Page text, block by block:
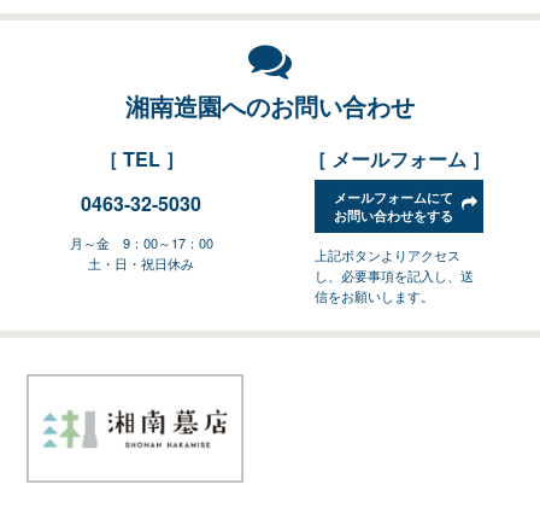
湘南造園へのお問い合わせ
［ TEL ］
0463-32-5030
月～金 9：00～17：00
土・日・祝日休み
［ メールフォーム ］
メールフォームにて
お問い合わせをする
上記ボタンよりアクセス
し、必要事項を記入し、送
信をお願いします。